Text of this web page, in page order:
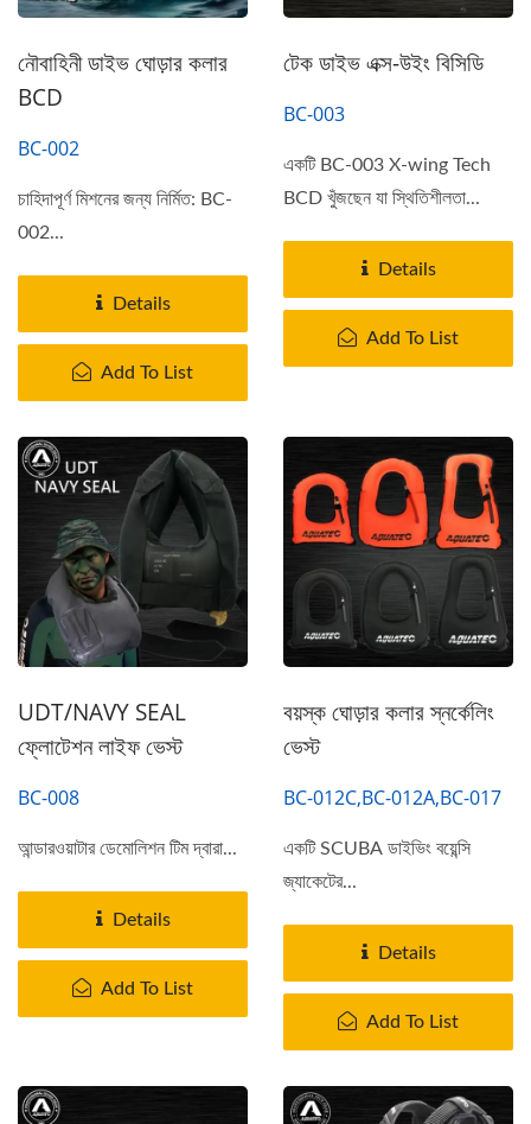
নৌবাহিনী ডাইভ ঘোড়ার কলার
BCD
BC-002
চাহিদাপূর্ণ মিশনের জন্য নির্মিত: BC-
002...
Details
Add To List
টেক ডাইভ এক্স-উইং বিসিডি
BC-003
একটি BC-003 X-wing Tech
BCD খুঁজছেন যা স্থিতিশীলতা...
Details
Add To List
UDT/NAVY SEAL
ফ্লোটেশন লাইফ ভেস্ট
BC-008
আন্ডারওয়াটার ডেমোলিশন টিম দ্বারা...
Details
Add To List
বয়স্ক ঘোড়ার কলার স্নর্কেলিং
ভেস্ট
BC-012C,BC-012A,BC-017
একটি SCUBA ডাইভিং বয়েন্সি
জ্যাকেটের...
Details
Add To List